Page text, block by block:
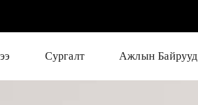
Сургалт Ажлын Байрууд